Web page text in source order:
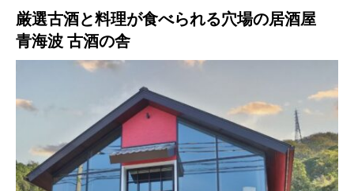
厳選古酒と料理が食べられる穴場の居酒屋
青海波 古酒の舎